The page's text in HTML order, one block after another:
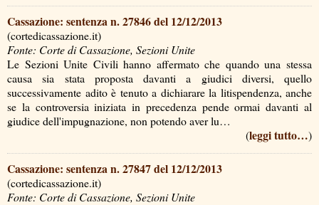
Cassazione: sentenza n. 27846 del 12/12/2013
(cortedicassazione.it)
Fonte: Corte di Cassazione, Sezioni Unite
Le Sezioni Unite Civili hanno affermato che quando una stessa
causa sia stata proposta davanti a giudici diversi, quello
successivamente adito è tenuto a dichiarare la litispendenza, anche
se la controversia iniziata in precedenza pende ormai davanti al
giudice dell'impugnazione, non potendo aver lu…
(leggi tutto…)
Cassazione: sentenza n. 27847 del 12/12/2013
(cortedicassazione.it)
Fonte: Corte di Cassazione, Sezioni Unite